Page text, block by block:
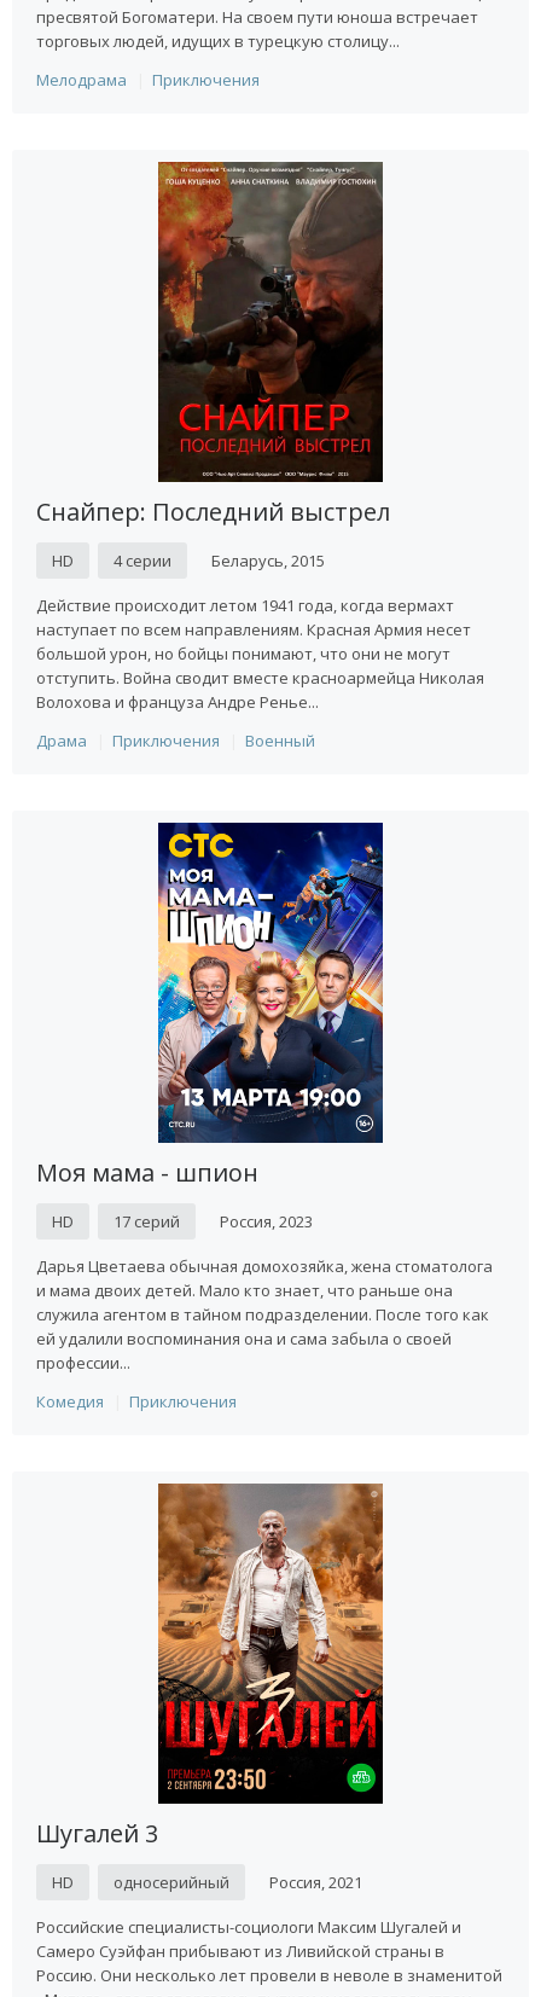
пресвятой Богоматери. На своем пути юноша встречает
торговых людей, идущих в турецкую столицу...
Мелодрама
Приключения
Снайпер: Последний выстрел
HD 4 серии Беларусь, 2015
Действие происходит летом 1941 года, когда вермахт
наступает по всем направлениям. Красная Армия несет
большой урон, но бойцы понимают, что они не могут
отступить. Война сводит вместе красноармейца Николая
Волохова и француза Андре Ренье...
Драма
Приключения Военный
Моя мама - шпион
HD 17 серий Россия, 2023
Дарья Цветаева обычная домохозяйка, жена стоматолога
и мама двоих детей. Мало кто знает, что раньше она
служила агентом в тайном подразделении. После того как
ей удалили воспоминания она и сама забыла о своей
профессии...
Комедия
Приключения
Шугалей 3
HD односерийный Россия, 2021
Российские специалисты-социологи Максим Шугалей и
Самеро Суэйфан прибывают из Ливийской страны в
Россию. Они несколько лет провели в неволе в знаменитой